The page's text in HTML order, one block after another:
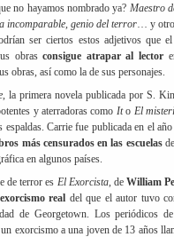
no hayamos nombrado ya? Maestro
incomparable, genio del terror… y
ser ciertos estos adjetivos que
obrasconsigue atrapar al lector
obras, así como la de sus personajes.
, la primera novela publicada por S.
y aterradoras como Ito El
Carrie fue publicada en el
más censurados en las escuelas
en algunos países.
de terror es El Exorcista, de William
real del que el autor tuvo
de Georgetown. Los periódicos
exorcismo a una joven de 13 años